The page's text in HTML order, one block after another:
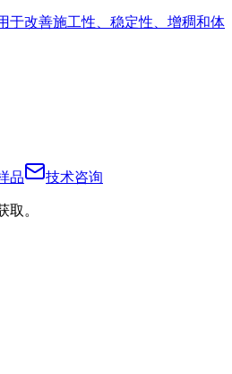
于改善施工性、稳定性、增稠和体
品 技术咨询
取。